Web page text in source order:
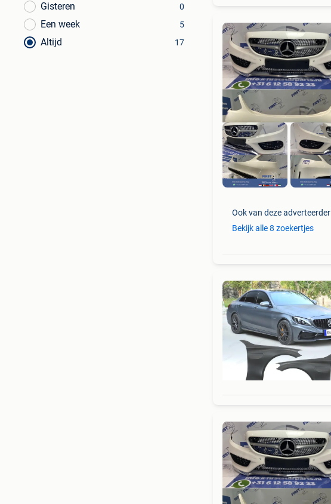
Gisteren 0
Een week 5
Altijd 17
Ook van deze adverteerder
Bekijk alle 8 zoekertjes